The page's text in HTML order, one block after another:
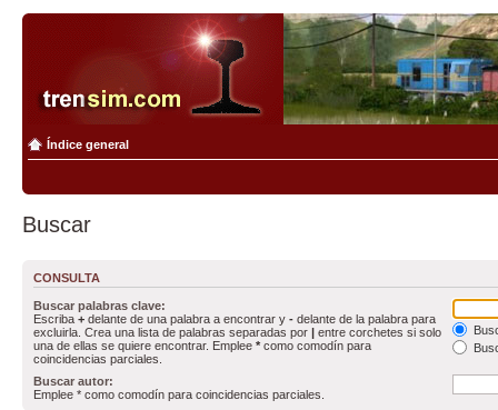
Índice general
Buscar
CONSULTA
Buscar palabras clave:
Escriba + delante de una palabra a encontrar y - delante de la palabra para
excluirla. Crea una lista de palabras separadas por | entre corchetes si solo
una de ellas se quiere encontrar. Emplee * como comodín para
coincidencias parciales.
Buscar autor:
Emplee * como comodín para coincidencias parciales.